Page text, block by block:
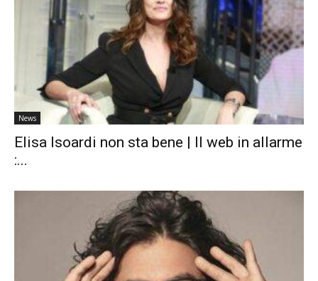
News
Elisa Isoardi non sta bene | Il web in allarme
:...